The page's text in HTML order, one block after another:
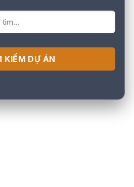
KIẾM DỰ ÁN